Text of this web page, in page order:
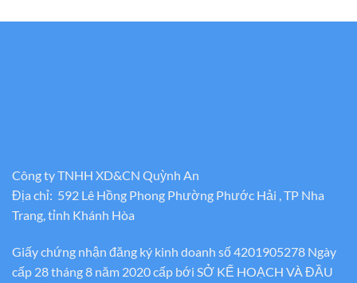
Công ty TNHH XD&CN Quỳnh An
Địa chỉ: 592 Lê Hồng Phong Phường Phước Hải , TP Nha
Trang, tỉnh Khánh Hòa
Giấy chứng nhận đăng ký kinh doanh số 4201905278 Ngày
cấp 28 tháng 8 năm 2020 cấp bới SỞ KẾ HOẠCH VÀ ĐẦU